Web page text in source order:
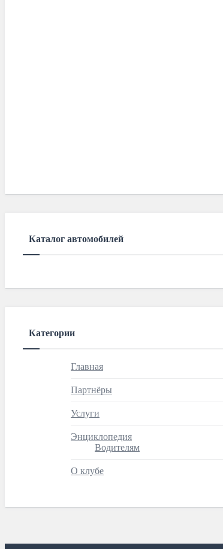
Каталог автомобилей
Категории
Главная
Партнёры
Услуги
Энциклопедия
Водителям
О клубе